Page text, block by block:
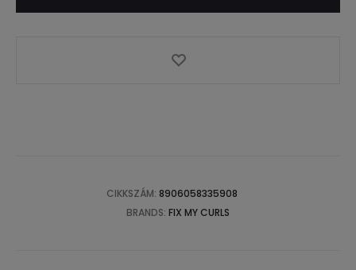
CIKKSZÁM: 8906058335908
BRANDS: FIX MY CURLS